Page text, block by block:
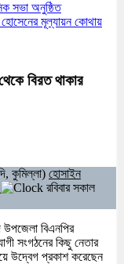
সভা অনুষ্ঠিত
মূল্যায়ন কোথায়
বিরত থাকার
হোসাইন
রবিবার সকাল
উপজেলা বিএনপির
সংগঠনের কিছু নেতার
উদ্বেগ প্রকাশ করেছেন